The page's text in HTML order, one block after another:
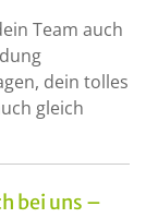
Team auch
dein tolles
gleich
bei uns –